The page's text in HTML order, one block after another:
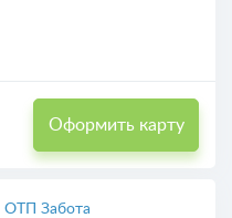
Оформить карту
ОТП Забота